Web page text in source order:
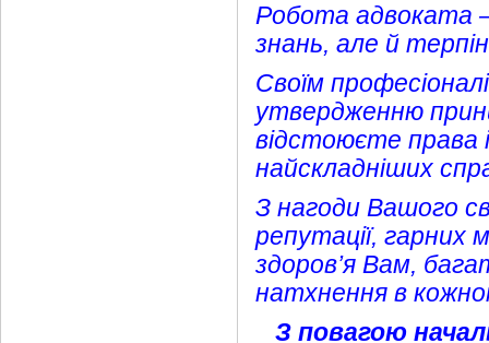
Робота адвоката
знань, але й
Своїм
утвердженню
відстоюєте права
найскладніших
З нагоди Вашого
репутації, гарних
здоров’я Вам,
натхнення в
З повагою